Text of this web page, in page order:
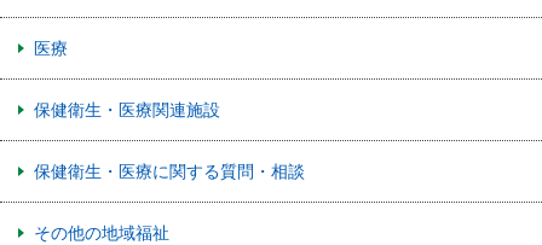
医療
保健衛生・医療関連施設
保健衛生・医療に関する質問・相談
その他の地域福祉